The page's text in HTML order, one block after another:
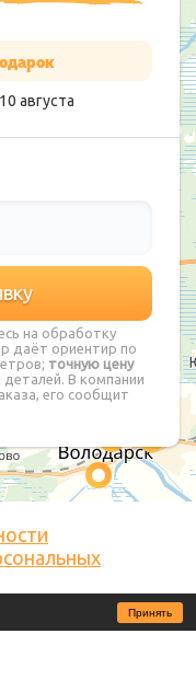
10 августа
на обработку
даёт ориентир по
точную цену
В компании
его сообщит
Принять
cookies